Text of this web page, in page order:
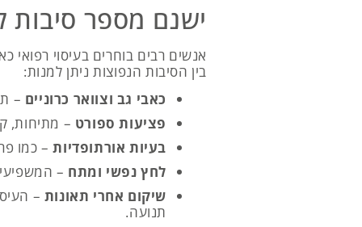
ישנם מספר סיבות
אנשים רבים בוחרים בעיסוי
בין הסיבות הנפוצות ניתן למנות:
כאבי גב וצוואר כרוניים –
פציעות ספורט – מתיחות,
בעיות אורתופדיות– כמו
לחץ נפשי ומתח –
שיקום אחרי תאונות –
תנועה.